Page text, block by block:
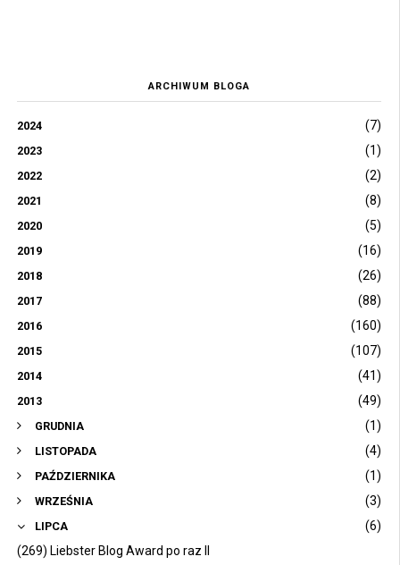
ARCHIWUM BLOGA
2024 (7)
2023 (1)
2022 (2)
2021 (8)
2020 (5)
2019 (16)
2018 (26)
2017 (88)
2016 (160)
2015 (107)
2014 (41)
2013 (49)
GRUDNIA (1)
LISTOPADA (4)
PAŹDZIERNIKA (1)
WRZEŚNIA (3)
LIPCA
(6)
(269) Liebster Blog Award po raz II